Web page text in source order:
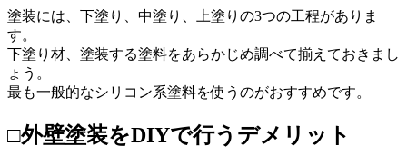
塗装には、下塗り、中塗り、上塗りの3つの工程がありま
す。
下塗り材、塗装する塗料をあらかじめ調べて揃えておきまし
ょう。
最も一般的なシリコン系塗料を使うのがおすすめです。
□外壁塗装をDIYで行うデメリット